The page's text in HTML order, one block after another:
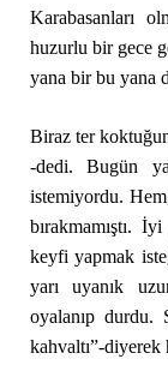
Karabasanları
huzurlu bir gece
yana bir bu yana
Biraz ter
-dedi. Bugün
istemiyordu.
bırakmamıştı.
keyfi yapmak
yarı uyanık
oyalanıp durdu.
kahvaltı”-diyerek